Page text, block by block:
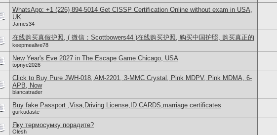
WhatsApp: +1 (226) 894-5014​ Get CISSP Certification Online without exam in USA,
UK
James34
在线购买真假护照, ( 微信：Scottbowers44 )在线购买护照, 购买中国护照, 购买真正的
keepmealive78
New Year's Eve 2027 in The Escape Game Chicago, USA
topnye2026
Click to Buy Pure JWH-018, AM-2201, 3-MMC Crystal, Pink MDPV, Pink MDMA, 6-
APB, Now
blancatrader
Buy fake Passport ,Visa,Driving License,ID CARDS,marriage certificates
gurkudaste
Яку термосумку порадите?
Olesh